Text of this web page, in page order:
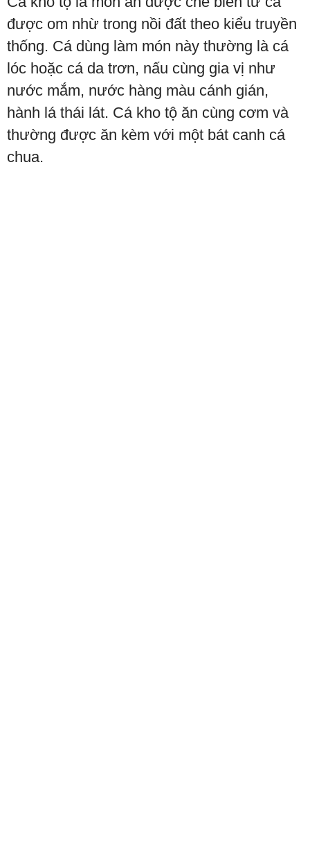
được om nhừ trong nồi đất theo kiểu truyền
thống. Cá dùng làm món này thường là cá
lóc hoặc cá da trơn, nấu cùng gia vị như
nước mắm, nước hàng màu cánh gián,
hành lá thái lát. Cá kho tộ ăn cùng cơm và
thường được ăn kèm với một bát canh cá
chua.